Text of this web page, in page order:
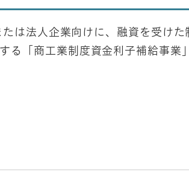
は法人企業向けに、融資を受けた
る「商工業制度資金利子補給事業